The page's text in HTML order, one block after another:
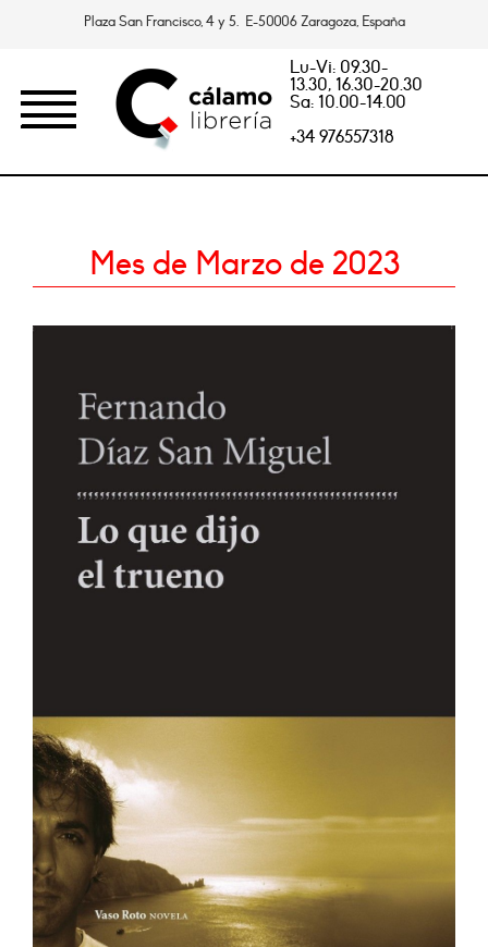
Plaza San Francisco, 4 y 5. E-50006 Zaragoza, España
Lu-Vi: 09.30-
13.30, 16.30-20.30
Sa: 10.00-14.00
+34 976557318
Mes de Marzo de 2023